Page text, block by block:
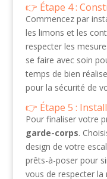
Étape 4 :
Commencez par
les limons et les
respecter les
se faire avec soin
temps de bien
pour la sécurité de
Étape 5 :
Pour finaliser votre
garde-corps.
design de votre
prêts-à-poser pour
vous de respecter